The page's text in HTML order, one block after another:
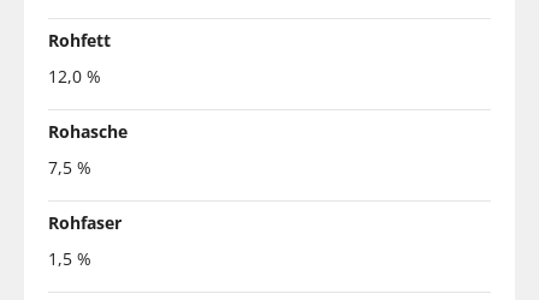
Rohfett
12,0 %
Rohasche
7,5 %
Rohfaser
1,5 %